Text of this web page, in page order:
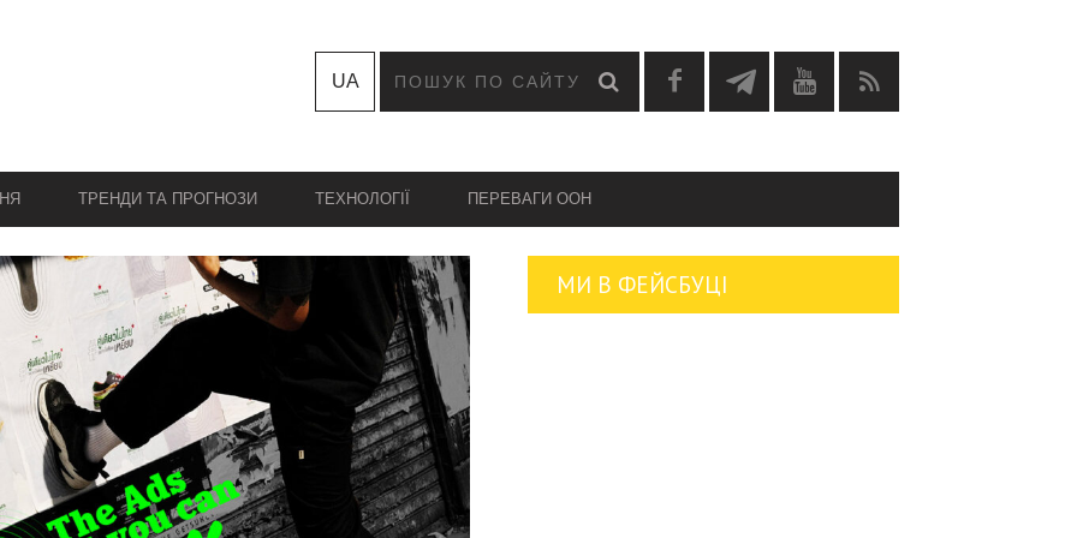
UA
ТРЕНДИ ТА ПРОГНОЗИ ТЕХНОЛОГІЇ ПЕРЕВАГИ OOH
МИ В ФЕЙСБУЦІ